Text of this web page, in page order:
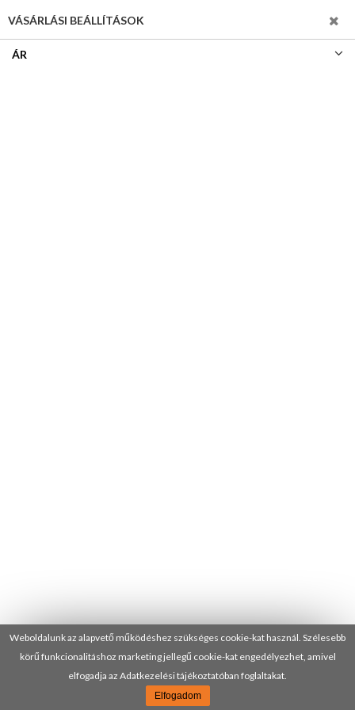
Weboldalunk az alapvető működéshez szükséges cookie-kat használ. Szélesebb
körű funkcionalitáshoz marketing jellegű cookie-kat engedélyezhet, amivel
elfogadja az Adatkezelési tájékoztatóban foglaltakat.
Elfogadom
VÁSÁRLÁSI BEÁLLÍTÁSOK
ÁR